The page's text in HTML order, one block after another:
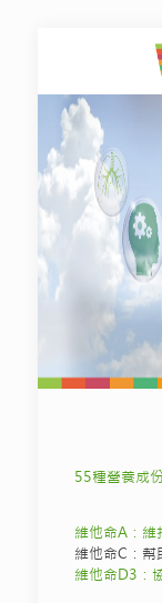
55種營養成
維他命A：維
維他命C：幫
維他命D3：